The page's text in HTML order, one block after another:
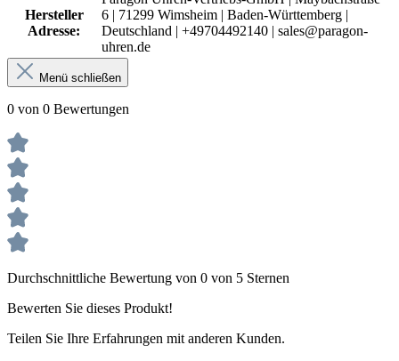
Hersteller
Adresse:
6 | 71299 Wimsheim | Baden-Württemberg |
Deutschland | +49704492140 | sales@paragon-
uhren.de
Menü schließen
0 von 0 Bewertungen
Durchschnittliche Bewertung von 0 von 5 Sternen
Bewerten Sie dieses Produkt!
Teilen Sie Ihre Erfahrungen mit anderen Kunden.